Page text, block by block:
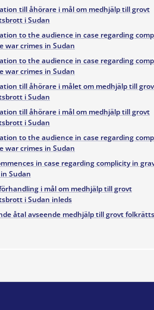
till åhörare i mål om medhjälp till grovt
i Sudan
to the audience in case regarding
war crimes in Sudan
to the audience in case regarding
war crimes in Sudan
till åhörare i målet om medhjälp till
i Sudan
till åhörare i mål om medhjälp till grovt
i Sudan
to the audience in case regarding
war crimes in Sudan
in case regarding complicity in
Sudan
i mål om medhjälp till grovt
i Sudan inleds
åtal avseende medhjälp till grovt